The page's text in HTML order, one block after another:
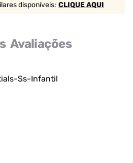
disponíveis: CLIQUE AQUI
Avaliações